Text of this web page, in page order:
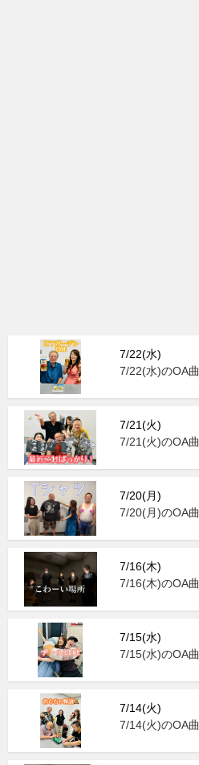
7/22(水)
7/22(水)のOA曲
7/21(火)
7/21(火)のOA曲
7/20(月)
7/20(月)のOA曲
7/16(木)
7/16(木)のOA曲
7/15(水)
7/15(水)のOA曲
7/14(火)
7/14(火)のOA曲